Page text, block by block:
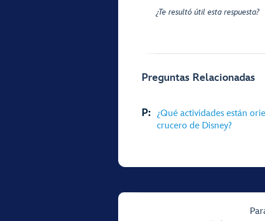
¿Te resultó útil esta respuesta?
Preguntas Relacionadas
P:
¿Qué actividades están
crucero de Disney?